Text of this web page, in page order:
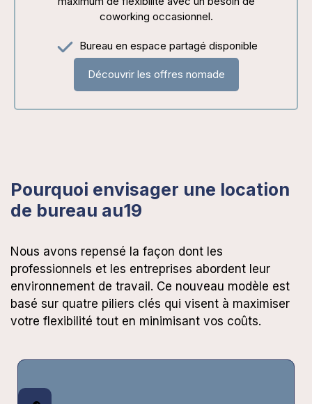
coworking occasionnel.
Bureau en espace partagé disponible
Découvrir les offres nomade
Pourquoi envisager une location
de bureau au19
Nous avons repensé la façon dont les
professionnels et les entreprises abordent leur
environnement de travail. Ce nouveau modèle est
basé sur quatre piliers clés qui visent à maximiser
votre flexibilité tout en minimisant vos coûts.